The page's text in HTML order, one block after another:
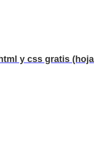
y css gratis (hoja